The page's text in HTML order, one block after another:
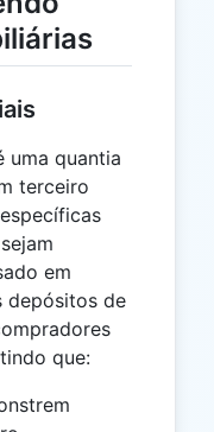
uma quantia
terceiro
em
depósitos de
que: